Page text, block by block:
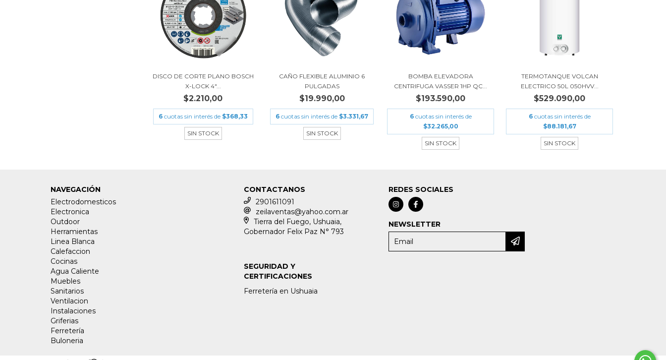
DISCO DE CORTE PLANO BOSCH
X-LOCK 4"...
$2.210,00
6 cuotas sin interés de $368,33
SIN STOCK
CAÑO FLEXIBLE ALUMINIO 6
PULGADAS
$19.990,00
6 cuotas sin interés de $3.331,67
SIN STOCK
BOMBA ELEVADORA
CENTRIFUGA VASSER 1HP QC...
$193.590,00
6 cuotas sin interés de
$32.265,00
SIN STOCK
TERMOTANQUE VOLCAN
ELECTRICO 50L 050HVV...
$529.090,00
6 cuotas sin interés de
$88.181,67
SIN STOCK
NAVEGACIÓN
Electrodomesticos
Electronica
Outdoor
Herramientas
Linea Blanca
Calefaccion
Cocinas
Agua Caliente
Muebles
Sanitarios
Ventilacion
Instalaciones
Griferias
Ferretería
Buloneria
CONTACTANOS
2901611091
zeilaventas@yahoo.com.ar
Tierra del Fuego, Ushuaia,
Gobernador Felix Paz N° 793
REDES SOCIALES
NEWSLETTER
SEGURIDAD Y
CERTIFICACIONES
Ferretería en Ushuaia